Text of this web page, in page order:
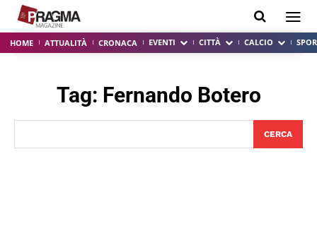
HOME ATTUALITÀ CRONACA EVENTI CITTÀ CALCIO
Tag: Fernando Botero
CERCA